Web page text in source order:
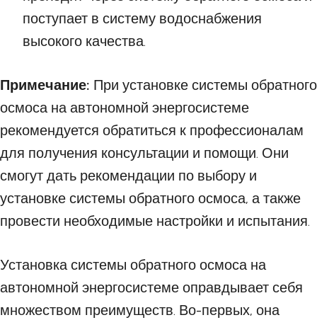
поступает в систему водоснабжения
высокого качества.
Примечание: При установке системы обратного
осмоса на автономной энергосистеме
рекомендуется обратиться к профессионалам
для получения консультации и помощи. Они
смогут дать рекомендации по выбору и
установке системы обратного осмоса, а также
провести необходимые настройки и испытания.
Установка системы обратного осмоса на
автономной энергосистеме оправдывает себя
множеством преимуществ. Во-первых, она